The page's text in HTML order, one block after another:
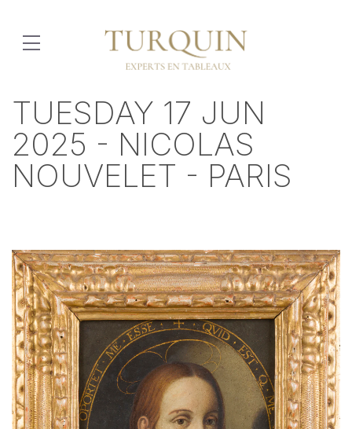
TUESDAY 17 JUN
2025 - NICOLAS
NOUVELET - PARIS